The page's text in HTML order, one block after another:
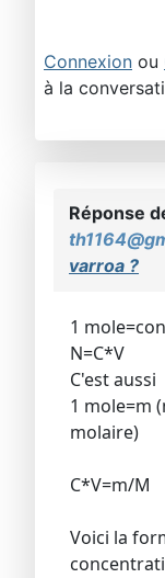
Connexion ou
à la
Réponse
varroa ?
1
N=C*V
C'est aussi
1 mole=m
molaire)
C*V=m/M
Voici la